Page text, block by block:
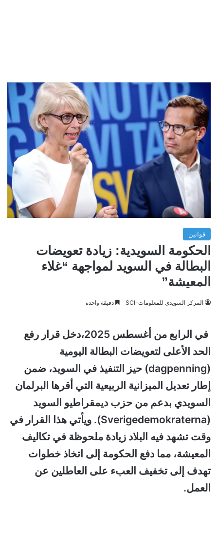
قوانين
الحكومة السويدية: زيادة تعويضات
البطالة في السويد لمواجهة “غلاء
المعيشة”
المركز السويدي للمعلومات-SCI دقيقة واحدة
في الرابع من أغسطس 2025،دخل قرار رفع
الحد الأعلى لتعويضات البطالة اليومية
(dagpenning) حيز التنفيذ في السويد، ضمن
إطار تعديل الميزانية الربيعية التي أقرها البرلمان
السويدي بدعم من حزب ديمقراطيو السويد
(Sverigedemokraterna). ويأتي هذا القرار في
وقت تشهد فيه البلاد زيادة ملحوظة في تكاليف
المعيشة، مما دفع الحكومة إلى اتخاذ خطوات
تهدف إلى تخفيف العبء على العاطلين عن
العمل.